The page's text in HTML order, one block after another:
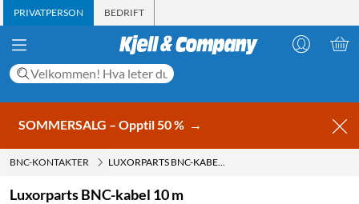
PRIVATPERSON BEDRIFT
SOMMERSALG – Opptil 50 % →
BNC-KONTAKTER LUXORPARTS BNC-KABEL 10 M
Luxorparts BNC-kabel 10 m